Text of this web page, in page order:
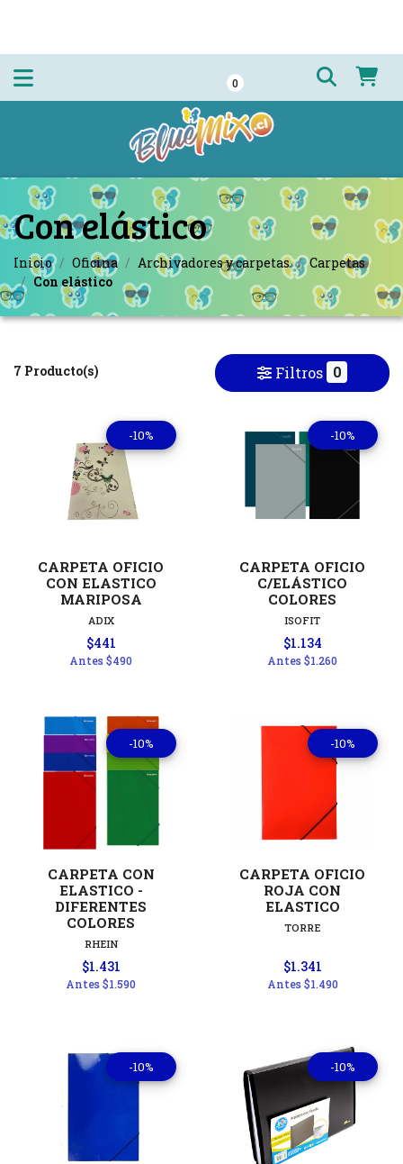
0
Con elástico
Inicio Oficina Archivadores y carpetas
Carpetas
Con elástico
7 Producto(s) Filtros 0
-10%
CARPETA OFICIO
CON ELASTICO
MARIPOSA
ADIX
$441
Antes$490
-10%
CARPETA OFICIO
C/ELÁSTICO
COLORES
ISOFIT
$1.134
Antes$1.260
-10%
CARPETA CON
ELASTICO -
DIFERENTES
COLORES
RHEIN
$1.431
Antes$1.590
-10%
CARPETA OFICIO
ROJA CON
ELASTICO
TORRE
$1.341
Antes$1.490
-10% -10%